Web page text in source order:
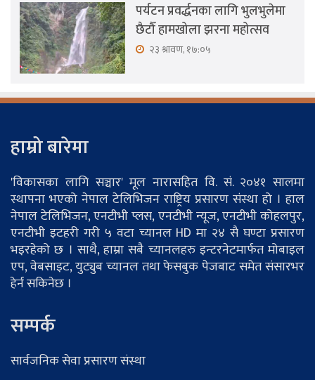
पर्यटन प्रवर्द्धनका लागि भुलभुलेमा
छैटौँ हामखोला झरना महोत्सव
२३ श्रावण, १७:०५
हाम्रो बारेमा
'विकासका लागि सञ्चार' मूल नारासहित वि. सं. २०४१ सालमा
स्थापना भएको नेपाल टेलिभिजन राष्ट्रिय प्रसारण संस्था हो । हाल
नेपाल टेलिभिजन, एनटीभी प्लस, एनटीभी न्यूज, एनटीभी कोहलपुर,
एनटीभी इटहरी गरी ५ वटा च्यानल HD मा २४ सै घण्टा प्रसारण
भइरहेको छ । साथै, हाम्रा सबै च्यानलहरु इन्टरनेटमार्फत मोबाइल
एप, वेबसाइट, युट्युब च्यानल तथा फेसबुक पेजबाट समेत संसारभर
हेर्न सकिनेछ ।
सम्पर्क
सार्वजनिक सेवा प्रसारण संस्था